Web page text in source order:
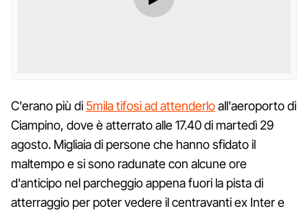
C'erano più di 5mila tifosi ad attenderloall'aeroporto di
Ciampino, dove è atterrato alle 17.40 di martedì 29
agosto. Migliaia di persone che hanno sfidato il
maltempo e si sono radunate con alcune ore
d'anticipo nel parcheggio appena fuori la pista di
atterraggio per poter vedere il centravanti ex Inter e